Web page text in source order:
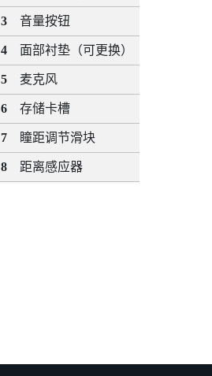
3 音量按钮
4 面部衬垫（可更换）
5 麦克风
6 存储卡槽
7 瞳距调节滑块
8 距离感应器